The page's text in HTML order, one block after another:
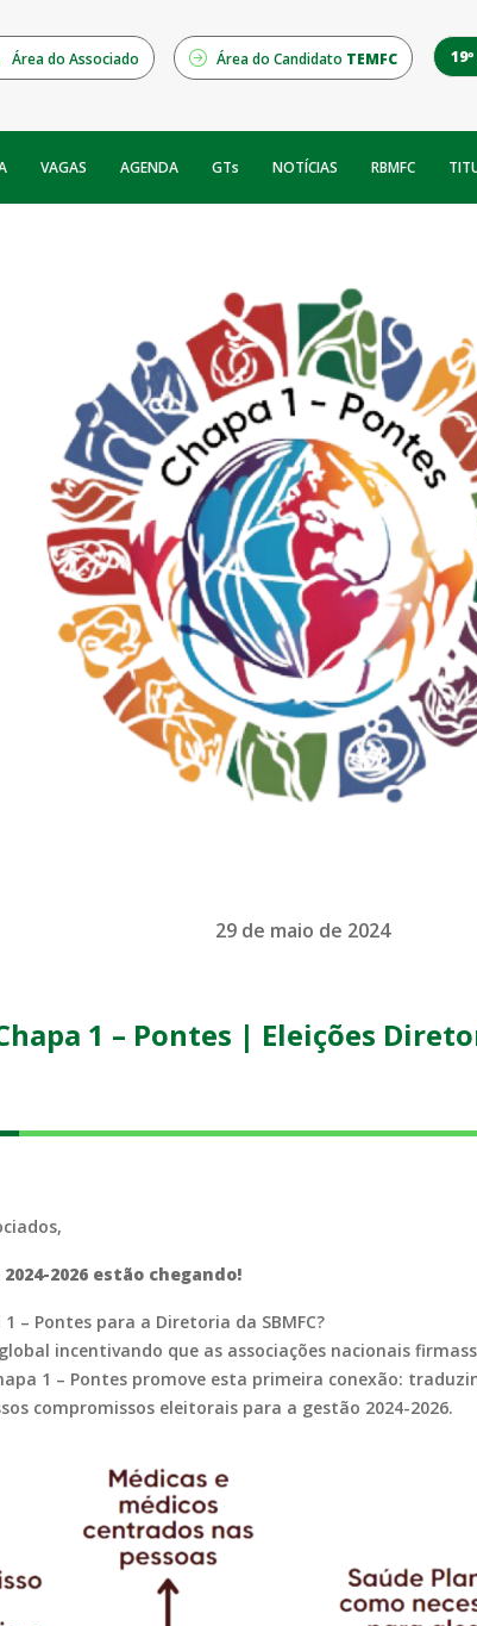
Área do Associado Área do Candidato TEMFC
VAGAS AGENDA GTs NOTÍCIAS RBMFC
29 de maio de 2024
1 – Pontes | Eleições
2026 estão chegando!
– Pontes para a Diretoria da SBMFC?
incentivando que as associações nacionais
1 – Pontes promove esta primeira conexão:
compromissos eleitorais para a gestão 2024-2026.